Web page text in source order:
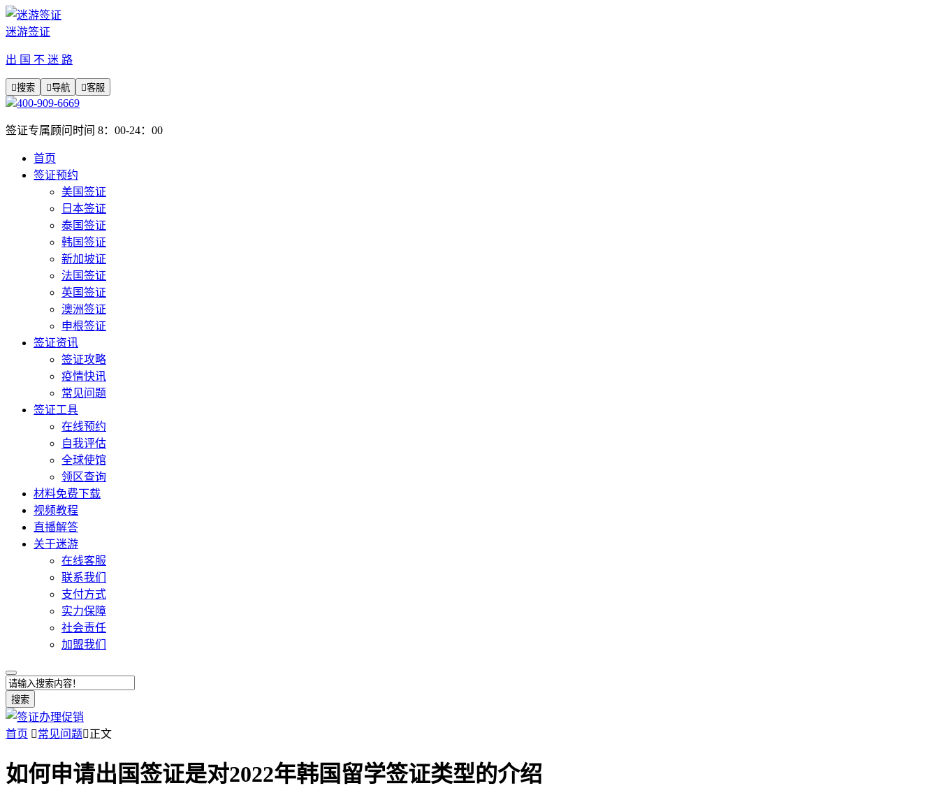
迷游签证
出 国 不 迷 路
搜索 导航 客服
400-909-6669
签证专属顾问时间 8：00-24：00
首页
签证预约
美国签证
日本签证
泰国签证
韩国签证
新加坡证
法国签证
英国签证
澳洲签证
申根签证
签证资讯
签证攻略
疫情快讯
常见问题
签证工具
在线预约
自我评估
全球使馆
领区查询
材料免费下载
视频教程
直播解答
关于迷游
在线客服
联系我们
支付方式
实力保障
社会责任
加盟我们
搜索
首页 常见问题正文
如何申请出国签证是对2022年韩国留学签证类型的介绍